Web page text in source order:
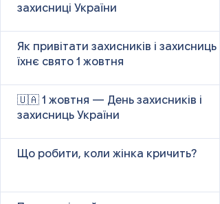
захисниці України
Як привітати захисників і захисниць у
їхнє свято 1 жовтня
🇺🇦 1 жовтня — День захисників і
захисниць України
Що робити, коли жінка кричить?